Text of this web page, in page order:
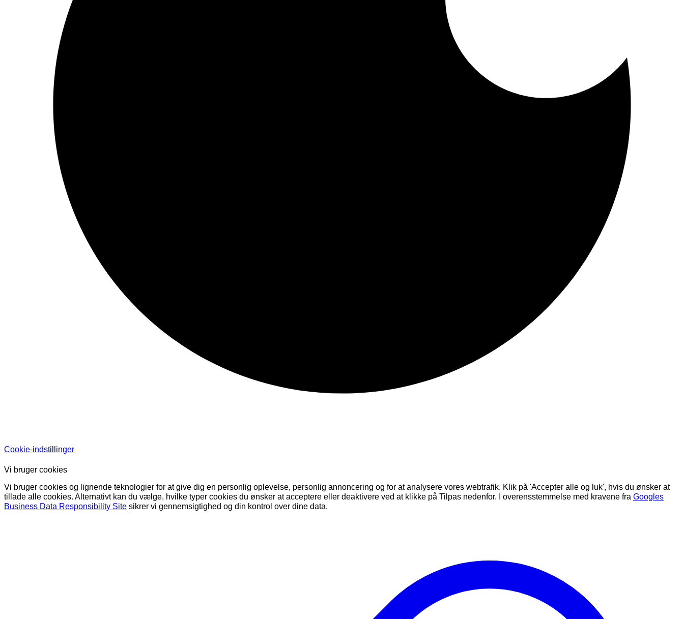
Cookie-indstillinger
Vi bruger cookies
Vi bruger cookies og lignende teknologier for at give dig en personlig oplevelse, personlig annoncering og for at analysere vores webtrafik. Klik på 'Accepter alle og luk', hvis du ønsker at
tillade alle cookies. Alternativt kan du vælge, hvilke typer cookies du ønsker at acceptere eller deaktivere ved at klikke på Tilpas nedenfor. I overensstemmelse med kravene fra Googles
Business Data Responsibility Site sikrer vi gennemsigtighed og din kontrol over dine data.